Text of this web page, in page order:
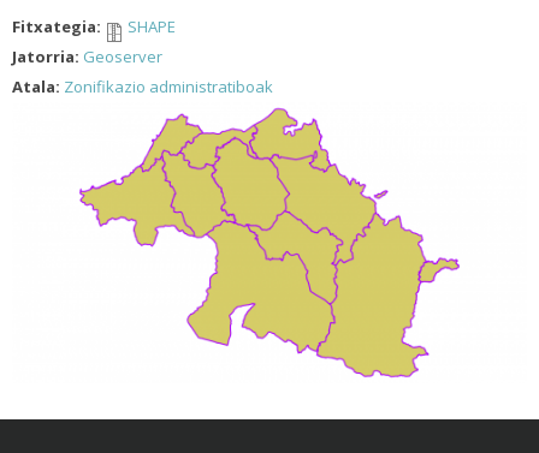
Fitxategia:
SHAPE
Jatorria: Geoserver
Atala: Zonifikazio administratiboak